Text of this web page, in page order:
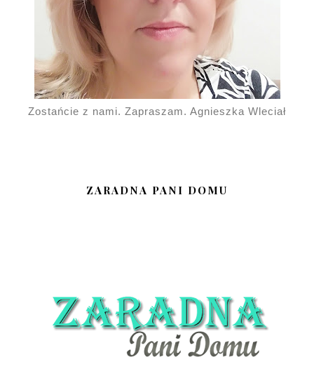
Zostańcie z nami. Zapraszam. Agnieszka Wleciał
ZARADNA PANI DOMU